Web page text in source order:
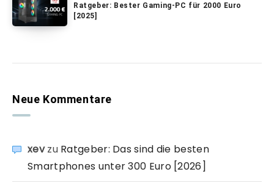
Ratgeber: Bester Gaming-PC für 2000 Euro
[2025]
Neue Kommentare
xevzu Ratgeber: Das sind die besten
Smartphones unter 300 Euro [2026]